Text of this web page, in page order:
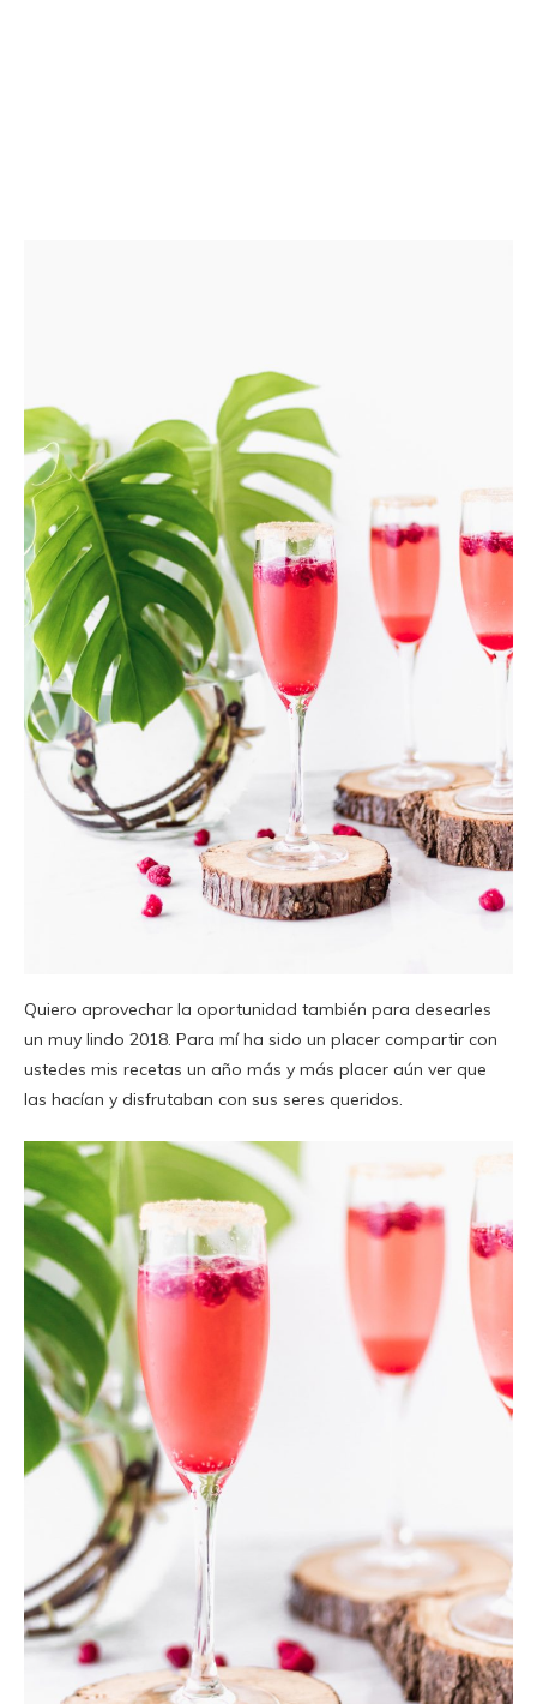
Quiero aprovechar la oportunidad también para desearles
un muy lindo 2018. Para mí ha sido un placer compartir con
ustedes mis recetas un año más y más placer aún ver que
las hacían y disfrutaban con sus seres queridos.